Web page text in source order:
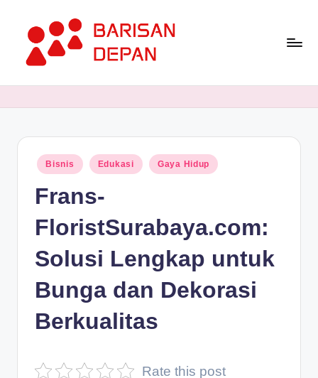
content
Terupdate
Posted
in
Bisnis Edukasi Gaya Hidup
Frans-
FloristSurabaya.com:
Solusi Lengkap untuk
Bunga dan Dekorasi
Berkualitas
Rate this post